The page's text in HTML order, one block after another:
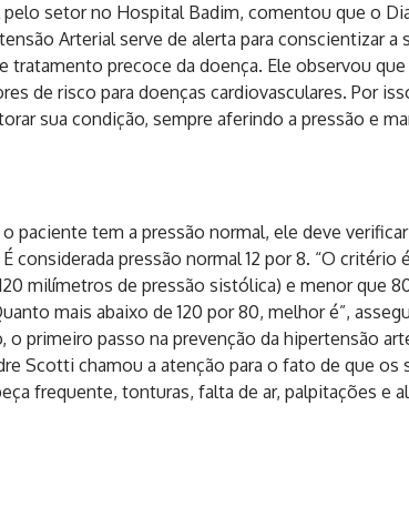
setor no Hospital Badim, comentou que o
Arterial serve de alerta para conscientizar a
tratamento precoce da doença. Ele observou
de risco para doenças cardiovasculares. Por
sua condição, sempre aferindo a pressão e
paciente tem a pressão normal, ele deve
considerada pressão normal 12 por 8. “O critério
milímetros de pressão sistólica) e menor que
mais abaixo de 120 por 80, melhor é”,
o primeiro passo na prevenção da hipertensão
Scotti chamou a atenção para o fato de que os
frequente, tonturas, falta de ar, palpitações e